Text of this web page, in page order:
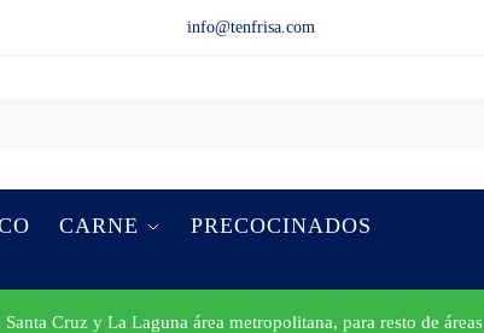
info@tenfrisa.com
CARNE PRECOCINADOS
Santa Cruz y La Laguna área metropolitana, para resto de áreas